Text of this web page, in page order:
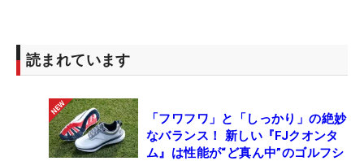
読まれています
「フワフワ」と「しっかり」の絶妙
なバランス！ 新しい『FJクオンタ
ム』は性能が“ど真ん中”のゴルフシ